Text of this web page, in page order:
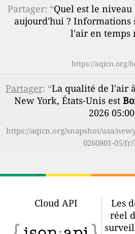
Partager: “Quel est le
aujourd'hui ? Informations
l'air en temps
https://aqicn.org/
Partager: “La qualité de l'air
New York, États-Unis est
2026 05:00
https://aqicn.org/snapshot/usa/
0260801-05/fr/
Cloud API
Les
réel